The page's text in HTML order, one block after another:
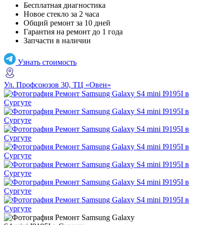
Бесплатная диагностика
Новое стекло за 2 часа
Общий ремонт за 10 дней
Гарантия на ремонт до 1 года
Запчасти в наличии
Узнать стоимость
Ул. Профсоюзов 30, ТЦ «Овен»